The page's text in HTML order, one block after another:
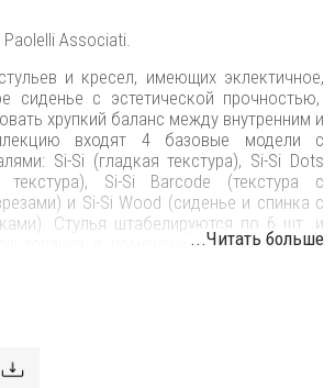
Associati.
и кресел, имеющих эклектичное,
сиденье с эстетической прочностью,
хрупкий баланс между внутренним и
входят 4 базовые модели с
Si-Si (гладкая текстура), Si-Si Dots
текстура), Si-Si Barcode (текстура с
и Si-Si Wood (сиденье и спинка с
Стулья штабелируются по 6 шт. и
в помещении и на открытом
из оцинкованной стали.
...Читать больше